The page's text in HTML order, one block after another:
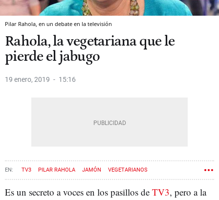
Pilar Rahola, en un debate en la televisión
Rahola, la vegetariana que le
pierde el jabugo
19 enero, 2019 15:16
TV3 PILAR RAHOLA JAMÓN VEGETARIANOS
Es un secreto a voces en los pasillos de TV3, pero a la